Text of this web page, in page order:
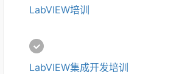
LabVIEW培训
LabVIEW集成开发培训